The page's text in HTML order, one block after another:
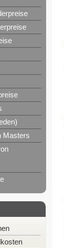
Masters